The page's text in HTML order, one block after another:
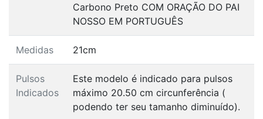
Carbono Preto COM ORAÇÃO DO PAI
NOSSO EM PORTUGUÊS
Medidas 21cm
Pulsos
Indicados
Este modelo é indicado para pulsos
máximo 20.50 cm circunferência (
podendo ter seu tamanho diminuído).